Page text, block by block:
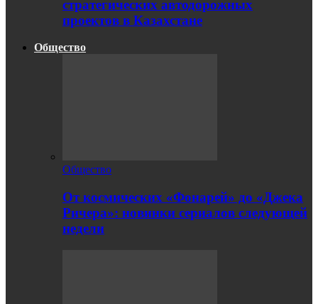
стратегических автодорожных
проектов в Казахстане
Общество
Общество
От космических «Фонарей» до «Джека
Ричера»: новинки сериалов следующей
недели